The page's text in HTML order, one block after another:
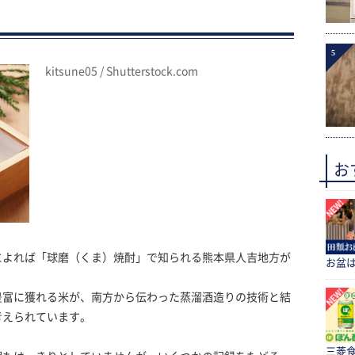
kitsune05 / Shutterstock.com
れば「球磨（くま）焼酎」で知られる熊本県人吉地方が
に獲れる米が、南方から伝わった蒸溜酒造りの技術と結
られています。
5
お
お盆
三菱